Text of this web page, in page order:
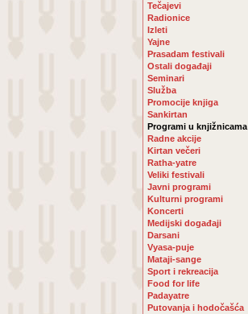
Tečajevi
Radionice
Izleti
Yajne
Prasadam festivali
Ostali događaji
Seminari
Služba
Promocije knjiga
Sankirtan
Programi u knjižnicama
Radne akcije
Kirtan večeri
Ratha-yatre
Veliki festivali
Javni programi
Kulturni programi
Koncerti
Medijski događaji
Darsani
Vyasa-puje
Mataji-sange
Sport i rekreacija
Food for life
Padayatre
Putovanja i hodočašća